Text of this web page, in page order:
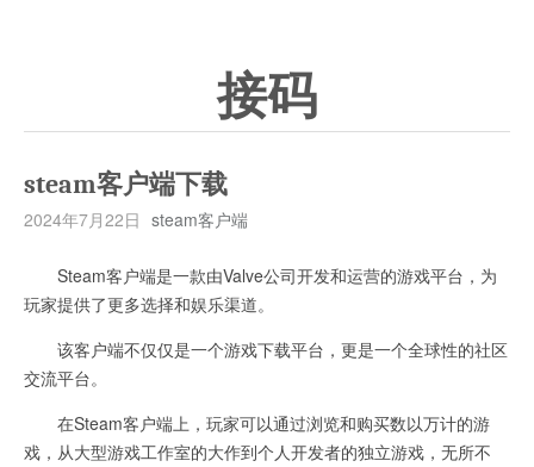
接码
steam客户端下载
2024年7月22日 steam客户端
Steam客户端是一款由Valve公司开发和运营的游戏平台，为
玩家提供了更多选择和娱乐渠道。
该客户端不仅仅是一个游戏下载平台，更是一个全球性的社区
交流平台。
在Steam客户端上，玩家可以通过浏览和购买数以万计的游
戏，从大型游戏工作室的大作到个人开发者的独立游戏，无所不